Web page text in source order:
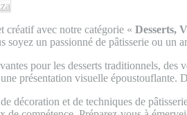
créatif avec notre catégorie « Desserts,
soyez un passionné de pâtisserie ou un
pour les desserts traditionnels,
présentation visuelle époustouflante.
décoration et de techniques de